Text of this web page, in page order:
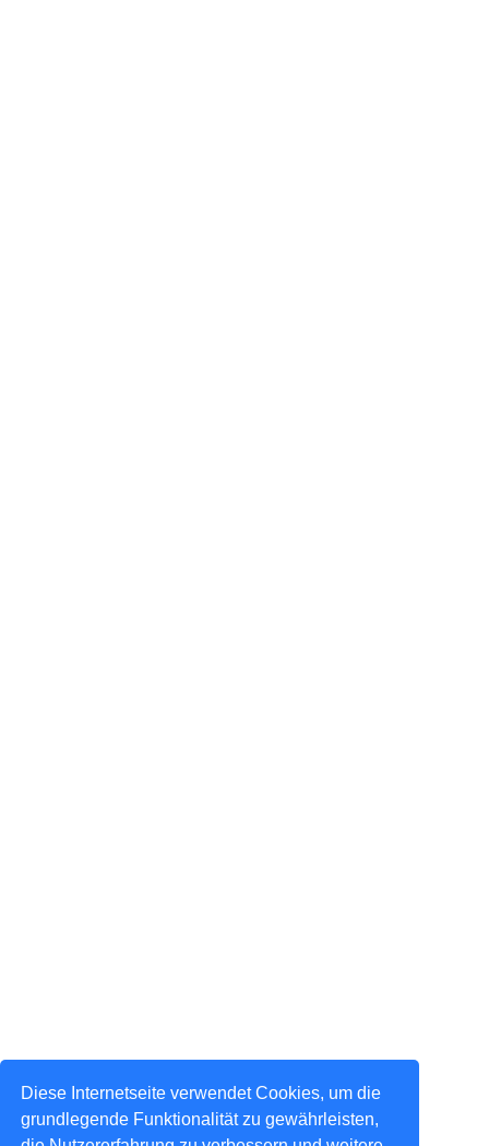
Diese Internetseite verwendet Cookies, um die
grundlegende Funktionalität zu gewährleisten,